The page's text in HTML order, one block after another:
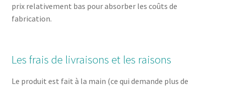
prix relativement bas pour absorber les coûts de
fabrication.
Les frais de livraisons et les raisons
Le produit est fait à la main (ce qui demande plus de